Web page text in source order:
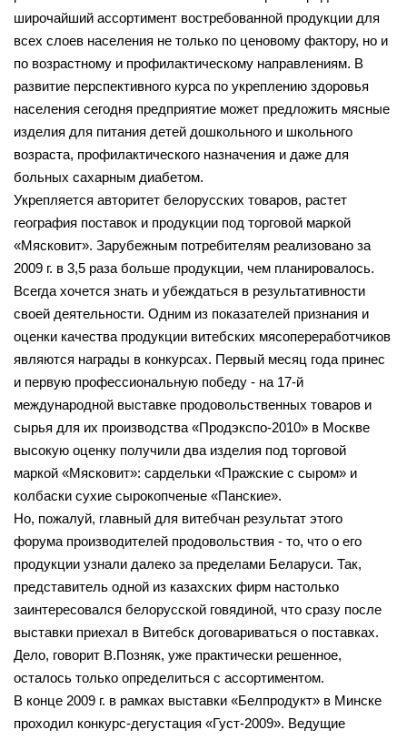
широчайший ассортимент востребованной продукции для
всех слоев населения не только по ценовому фактору, но и
по возрастному и профилактическому направлениям. В
развитие перспективного курса по укреплению здоровья
населения сегодня предприятие может предложить мясные
изделия для питания детей дошкольного и школьного
возраста, профилактического назначения и даже для
больных сахарным диабетом.
Укрепляется авторитет белорусских товаров, растет
география поставок и продукции под торговой маркой
«Мясковит». Зарубежным потребителям реализовано за
2009 г. в 3,5 раза больше продукции, чем планировалось.
Всегда хочется знать и убеждаться в результативности
своей деятельности. Одним из показателей признания и
оценки качества продукции витебских мясопереработчиков
являются награды в конкурсах. Первый месяц года принес
и первую профессиональную победу - на 17-й
международной выставке продовольственных товаров и
сырья для их производства «Продэкспо-2010» в Москве
высокую оценку получили два изделия под торговой
маркой «Мясковит»: сардельки «Пражские с сыром» и
колбаски сухие сырокопченые «Панские».
Но, пожалуй, главный для витебчан результат этого
форума производителей продовольствия - то, что о его
продукции узнали далеко за пределами Беларуси. Так,
представитель одной из казахских фирм настолько
заинтересовался белорусской говядиной, что сразу после
выставки приехал в Витебск договариваться о поставках.
Дело, говорит В.Позняк, уже практически решенное,
осталось только определиться с ассортиментом.
В конце 2009 г. в рамках выставки «Белпродукт» в Минске
проходил конкурс-дегустация «Густ-2009». Ведущие